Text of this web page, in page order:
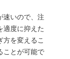
速いので、注
適度に抑えた
方を変えるこ
ことが可能で